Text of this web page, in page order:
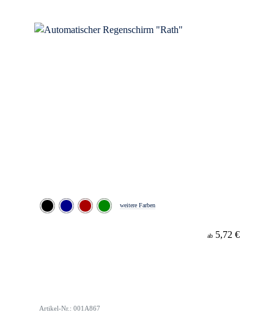
weitere Farben
ab 5,72 €
Artikel-Nr.: 001A867